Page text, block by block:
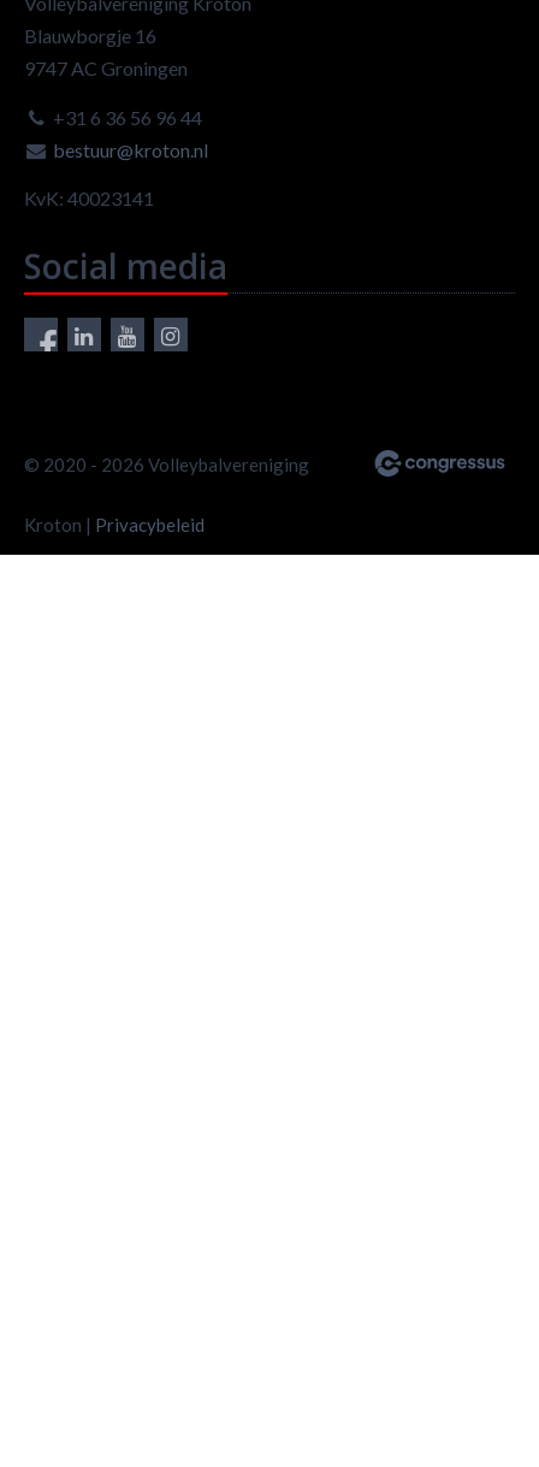
Blauwborgje 16
9747 AC Groningen
+31 6 36 56 96 44
bestuur@kroton.nl
KvK: 40023141
Social media
© 2020 - 2026 Volleybalvereniging
Kroton | Privacybeleid